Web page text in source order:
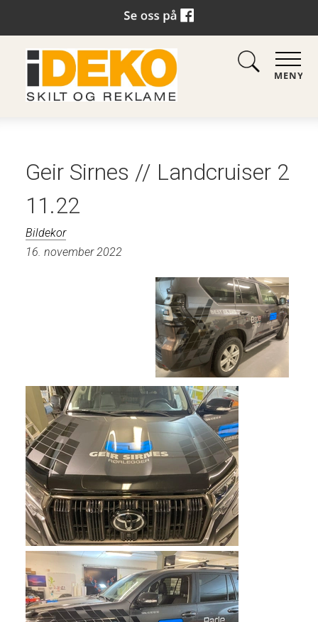
MENY
Geir Sirnes // Landcruiser 2
11.22
Bildekor
16. november 2022